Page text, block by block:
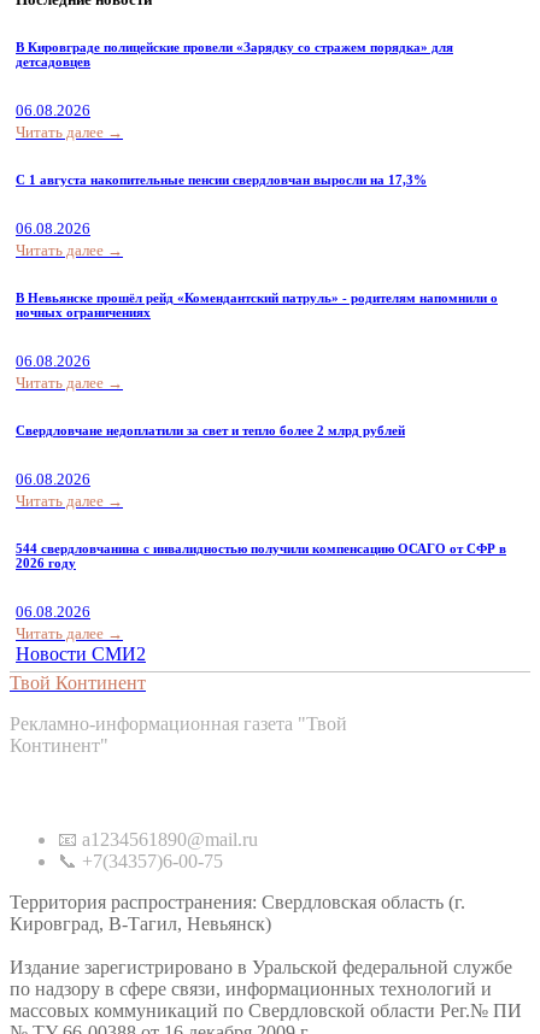
В Кировграде полицейские провели «Зарядку со стражем порядка» для
детсадовцев
06.08.2026
Читать далее →
С 1 августа накопительные пенсии свердловчан выросли на 17,3%
06.08.2026
Читать далее →
В Невьянске прошёл рейд «Комендантский патруль» - родителям напомнили о
ночных ограничениях
06.08.2026
Читать далее →
Свердловчане недоплатили за свет и тепло более 2 млрд рублей
06.08.2026
Читать далее →
544 свердловчанина с инвалидностью получили компенсацию ОСАГО от СФР в
2026 году
06.08.2026
Читать далее →
Новости СМИ2
Твой Континент
Рекламно-информационная газета "Твой
Континент"
📧 a1234561890@mail.ru
📞 +7(34357)6-00-75
Территория распространения: Свердловская область (г.
Кировград, В-Тагил, Невьянск)
Издание зарегистрировано в Уральской федеральной службе
по надзору в сфере связи, информационных технологий и
массовых коммуникаций по Свердловской области Рег.№ ПИ